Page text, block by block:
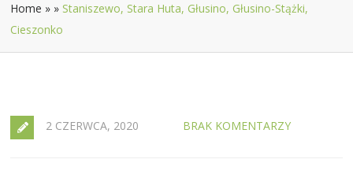
Home » » Staniszewo, Stara Huta, Głusino, Głusino-Stążki,
Cieszonko
2 CZERWCA, 2020 BRAK KOMENTARZY